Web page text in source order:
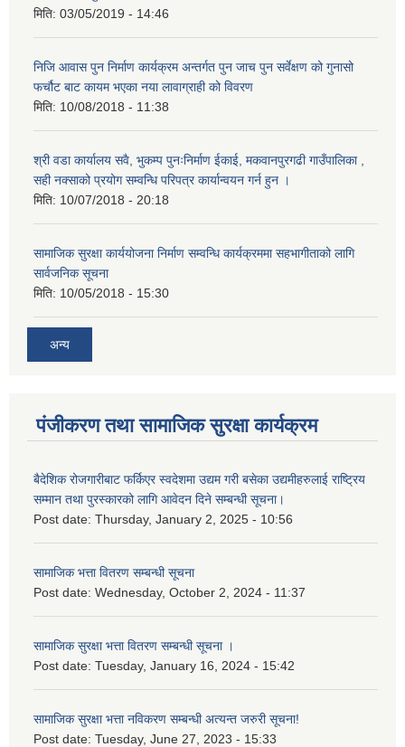
मिति: 03/05/2019 - 14:46
निजि आवास पुन निर्माण कार्यक्रम अन्तर्गत पुन जाच पुन सर्वेक्षण को गुनासो
फर्चौट बाट कायम भएका नया लावाग्राही को विवरण
मिति: 10/08/2018 - 11:38
श्री वडा कार्यालय सवै, भुकम्प पुनःनिर्माण ईकाई, मकवानपुरगढी गाउँपालिका ,
सही नक्साको प्रयोग सम्वन्धि परिपत्र कार्यान्वयन गर्न हुन ।
मिति: 10/07/2018 - 20:18
सामाजिक सुरक्षा कार्ययोजना निर्माण सम्वन्धि कार्यक्रममा सहभागीताको लागि
सार्वजनिक सूचना
मिति: 10/05/2018 - 15:30
अन्य
पंजीकरण तथा सामाजिक सुरक्षा कार्यक्रम
बैदेशिक रोजगारीबाट फर्किएर स्वदेशमा उद्यम गरी बसेका उद्यमीहरुलाई राष्‍ट्रिय
सम्मान तथा पुरस्कारको लागि आवेदन दिने सम्बन्धी सूचना।
Post date: Thursday, January 2, 2025 - 10:56
सामाजिक भत्ता वितरण सम्बन्धी सूचना
Post date: Wednesday, October 2, 2024 - 11:37
सामाजिक सुरक्षा भत्ता वितरण सम्बन्धी सूचना ।
Post date: Tuesday, January 16, 2024 - 15:42
सामाजिक सुरक्षा भत्ता नविकरण सम्बन्धी अत्यन्त जरुरी सूचना!
Post date: Tuesday, June 27, 2023 - 15:33